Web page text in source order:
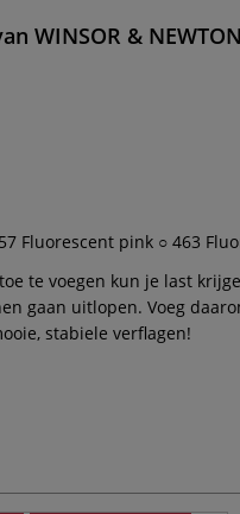
WINSOR &
Fluorescent pink ○ 463
te voegen kun je last
gaan uitlopen. Voeg
stabiele verflagen!